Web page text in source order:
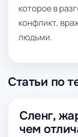
которое в
конфликт,
людьми.
Статьи по
Сленг,
чем